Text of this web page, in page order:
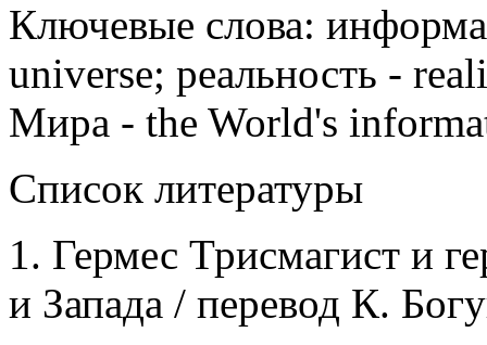
Ключевые слова:
universe; реальность -
Мира - the World's
Список литературы
1. Гермес Трисмагист и
и Запада / перевод К.